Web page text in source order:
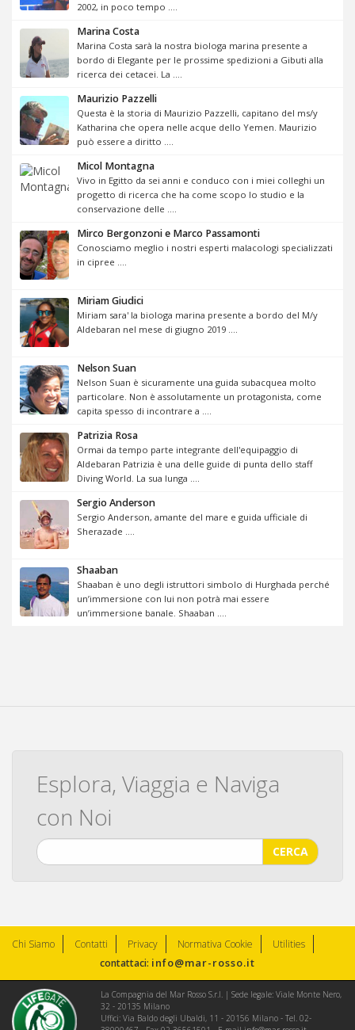
2002, in poco tempo ....
Marina Costa
Marina Costa sarà la nostra biologa marina presente a
bordo di Elegante per le prossime spedizioni a Gibuti alla
ricerca dei cetacei. La ....
Maurizio Pazzelli
Questa è la storia di Maurizio Pazzelli, capitano del ms/y
Katharina che opera nelle acque dello Yemen. Maurizio
può essere a diritto ....
Micol Montagna
Vivo in Egitto da sei anni e conduco con i miei colleghi un
progetto di ricerca che ha come scopo lo studio e la
conservazione delle ....
Mirco Bergonzoni e Marco Passamonti
Conosciamo meglio i nostri esperti malacologi specializzati
in cipree ....
Miriam Giudici
Miriam sara' la biologa marina presente a bordo del M/y
Aldebaran nel mese di giugno 2019 ....
Nelson Suan
Nelson Suan è sicuramente una guida subacquea molto
particolare. Non è assolutamente un protagonista, come
capita spesso di incontrare a ....
Patrizia Rosa
Ormai da tempo parte integrante dell'equipaggio di
Aldebaran Patrizia è una delle guide di punta dello staff
Diving World. La sua lunga ....
Sergio Anderson
Sergio Anderson, amante del mare e guida ufficiale di
Sherazade ....
Shaaban
Shaaban è uno degli istruttori simbolo di Hurghada perché
un’immersione con lui non potrà mai essere
un’immersione banale. Shaaban ....
Esplora, Viaggia e Naviga
con Noi
CERCA
Chi Siamo Contatti Privacy Normativa Cookie
Utilities
contattaci: info@mar-rosso.it
La Compagnia del Mar Rosso S.r.l. | Sede legale: Viale Monte Nero,
32 - 20135 Milano
Uffici: Via Baldo degli Ubaldi, 11 - 20156 Milano - Tel. 02-